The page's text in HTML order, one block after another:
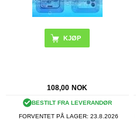
KJØP
108,00 NOK
BESTILT FRA LEVERANDØR
FORVENTET PÅ LAGER: 23.8.2026